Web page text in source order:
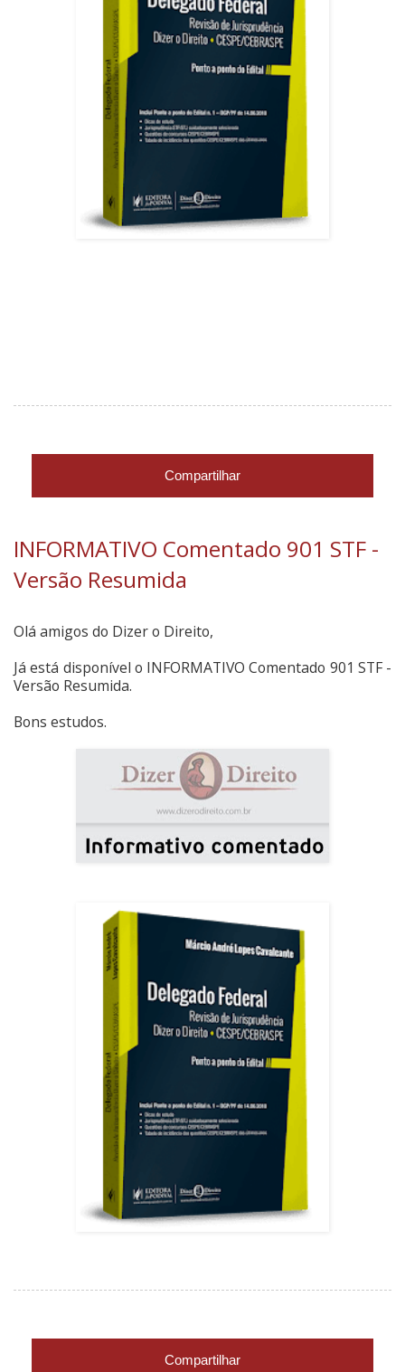
Compartilhar
INFORMATIVO Comentado 901 STF -
Versão Resumida
Olá amigos do Dizer o Direito,
Já está disponível o INFORMATIVO Comentado 901 STF -
Versão Resumida.
Bons estudos.
Compartilhar